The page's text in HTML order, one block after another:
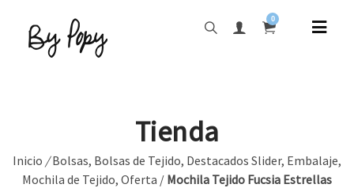
0
Tienda
Inicio /Bolsas, Bolsas de Tejido, Destacados Slider, Embalaje,
Mochila de Tejido, Oferta / Mochila Tejido Fucsia Estrellas